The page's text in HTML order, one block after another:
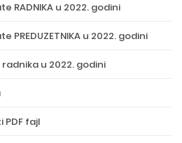
RADNIKA u 2022. godini
u 2022. godini
u 2022. godini
PDF fajl